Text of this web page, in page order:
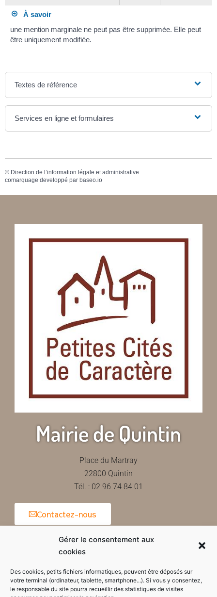
Gérer le consentement aux
cookies
Des cookies, petits fichiers informatiques, peuvent être déposés sur
votre terminal (ordinateur, tablette, smartphone...). Si vous y consentez,
le responsable du site pourra recueillir des statistiques de visites
À savoir
une mention marginale ne peut pas être supprimée. Elle peut
être uniquement modifiée.
Textes de référence
Services en ligne et formulaires
© Direction de l’information légale et administrative
comarquage developpé par baseo.io
Mairie de Quintin
Place du Martray
22800 Quintin
Tél. : 02 96 74 84 01
Contactez-nous
Horaires d'ouverture de la mairie